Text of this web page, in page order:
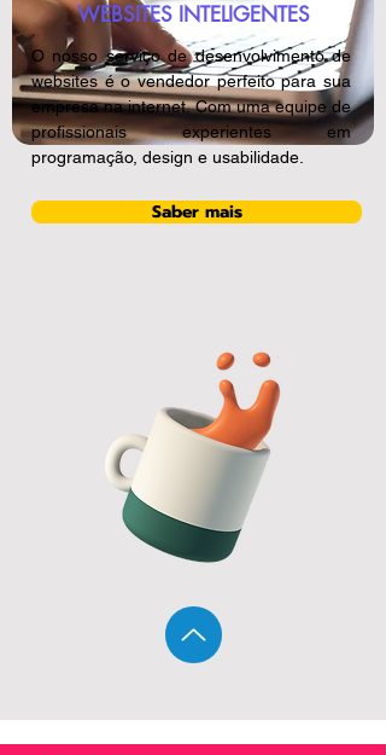
O nosso serviço de desenvolvimento de
websites é o vendedor perfeito para sua
empresa na internet. Com uma equipe de
profissionais experientes em
programação, design e usabilidade.
Saber mais
WEBSITES INTELIGENTES